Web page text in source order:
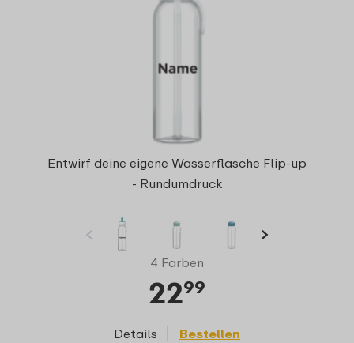
Entwirf deine eigene Wasserflasche Flip-up
- Rundumdruck
4 Farben
2299
Details Bestellen